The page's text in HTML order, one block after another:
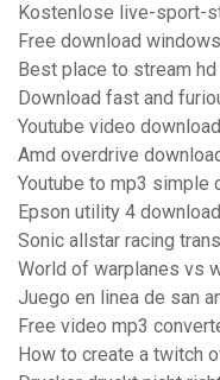
Kostenlose live-sport-
Free download
Best place to stream
Download fast and
Youtube video
Amd overdrive
Youtube to mp3 simple
Epson utility 4 download
Sonic allstar racing
World of warplanes vs
Juego en linea de san
Free video mp3
How to create a twitch